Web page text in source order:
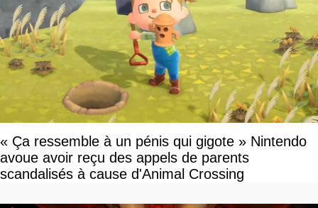
« Ça ressemble à un pénis qui gigote » Nintendo
avoue avoir reçu des appels de parents
scandalisés à cause d'Animal Crossing